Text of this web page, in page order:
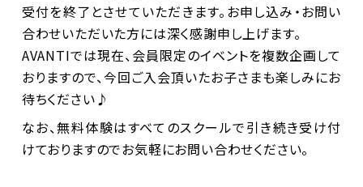
受付を終了とさせていただきます。お申し込み・お問い
合わせいただいた方には深く感謝申し上げます。
AVANTIでは現在、会員限定のイベントを複数企画して
おりますので、今回ご入会頂いたお子さまも楽しみにお
待ちください♪
なお、無料体験はすべてのスクールで引き続き受け付
けておりますのでお気軽にお問い合わせください。